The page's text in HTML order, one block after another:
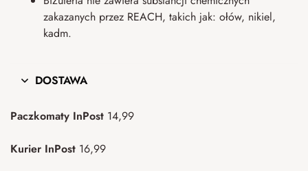
zakazanych przez REACH, takich jak: ołów, nikiel,
kadm.
DOSTAWA
Paczkomaty InPost 14,99
Kurier InPost 16,99